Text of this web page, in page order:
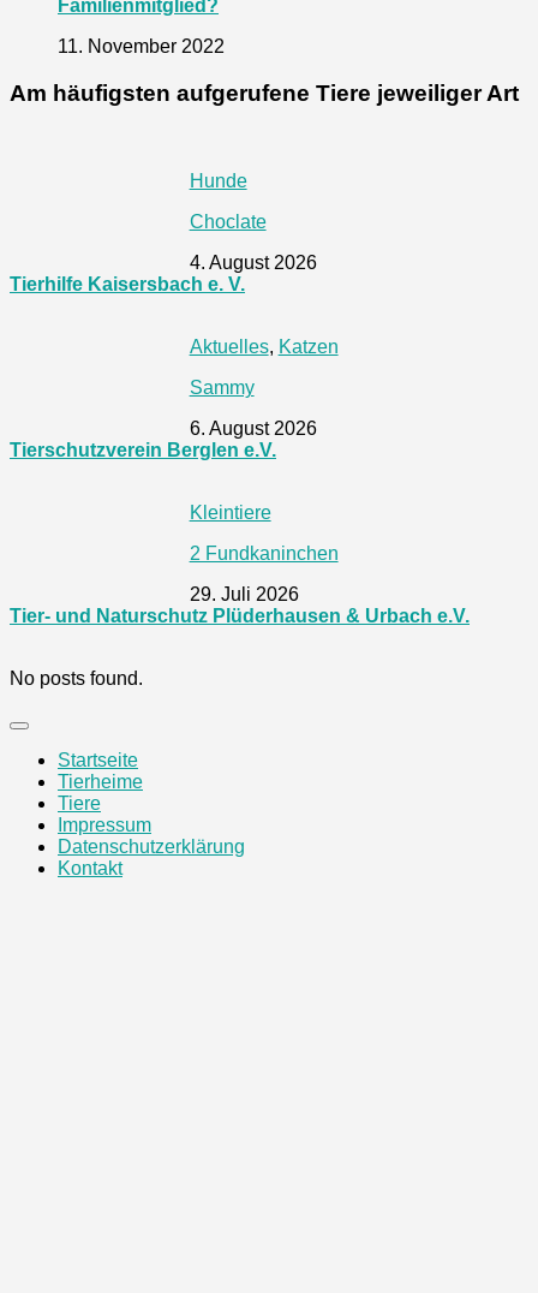
Familienmitglied?
11. November 2022
Am häufigsten aufgerufene Tiere jeweiliger Art
Hunde
Choclate
4. August 2026
Tierhilfe Kaisersbach e. V.
Aktuelles, Katzen
Sammy
6. August 2026
Tierschutzverein Berglen e.V.
Kleintiere
2 Fundkaninchen
29. Juli 2026
Tier- und Naturschutz Plüderhausen & Urbach e.V.
No posts found.
Startseite
Tierheime
Tiere
Impressum
Datenschutzerklärung
Kontakt